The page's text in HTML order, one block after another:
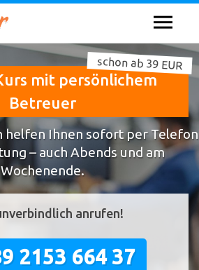
mit persönlichem
Betreuer
schon ab 39 EUR
helfen Ihnen sofort per Telefon
– auch Abends und am
Wochenende.
anrufen!
2153 664 37